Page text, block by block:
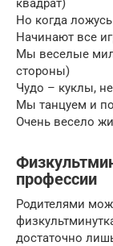
квадрат)
Но когда
Начинают все
Мы веселые
стороны)
Чудо – куклы,
Мы танцуем и
Очень весело
профессии
Родителями
достаточно